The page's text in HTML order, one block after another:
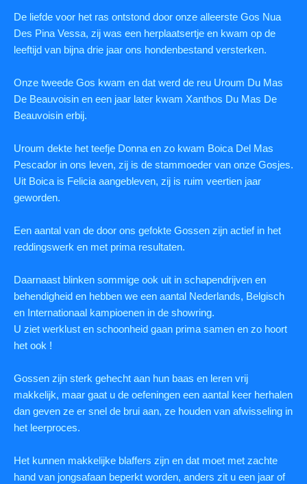
De liefde voor het ras ontstond door onze alleerste Gos Nua
Des Pina Vessa, zij was een herplaatsertje en kwam op de
leeftijd van bijna drie jaar ons hondenbestand versterken.
Onze tweede Gos kwam en dat werd de reu Uroum Du Mas
De Beauvoisin en een jaar later kwam Xanthos Du Mas De
Beauvoisin erbij.
Uroum dekte het teefje Donna en zo kwam Boica Del Mas
Pescador in ons leven, zij is de stammoeder van onze Gosjes.
Uit Boica is Felicia aangebleven, zij is ruim veertien jaar
geworden.
Een aantal van de door ons gefokte Gossen zijn actief in het
reddingswerk en met prima resultaten.
Daarnaast blinken sommige ook uit in schapendrijven en
behendigheid en hebben we een aantal Nederlands, Belgisch
en Internationaal kampioenen in de showring.
U ziet werklust en schoonheid gaan prima samen en zo hoort
het ook !
Gossen zijn sterk gehecht aan hun baas en leren vrij
makkelijk, maar gaat u de oefeningen een aantal keer herhalen
dan geven ze er snel de brui aan, ze houden van afwisseling in
het leerproces.
Het kunnen makkelijke blaffers zijn en dat moet met zachte
hand van jongsafaan beperkt worden, anders zit u een jaar of